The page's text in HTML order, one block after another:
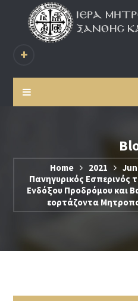
Home 2021
Πανηγυρικός Εσπερινός
Ενδόξου Προδρόμου και
εορτάζοντα